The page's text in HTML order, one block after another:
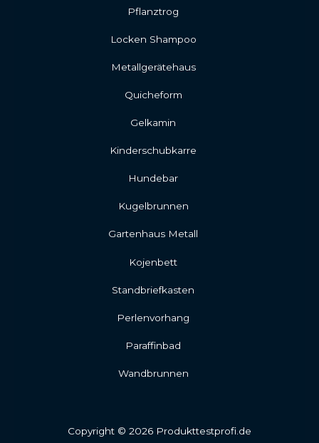
Pflanztrog
Locken Shampoo
Metallgerätehaus
Quicheform
Gelkamin
Kinderschubkarre
Hundebar
Kugelbrunnen
Gartenhaus Metall
Kojenbett
Standbriefkasten
Perlenvorhang
Paraffinbad
Wandbrunnen
Copyright © 2026 Produkttestprofi.de